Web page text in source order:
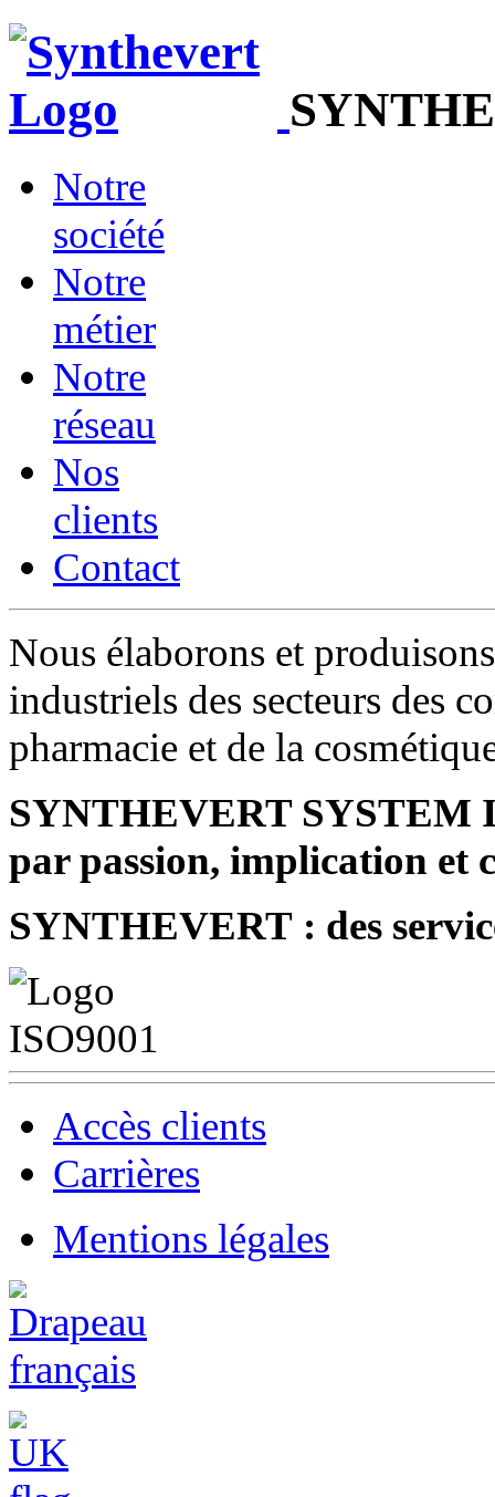
Notre
société
Notre
métier
Notre
réseau
Nos
clients
Contact
Nous élaborons et
industriels des secteurs des
pharmacie et de la
SYNTHEVERT SYSTEM
par passion, implication et
SYNTHEVERT : des
Accès clients
Carrières
Mentions légales